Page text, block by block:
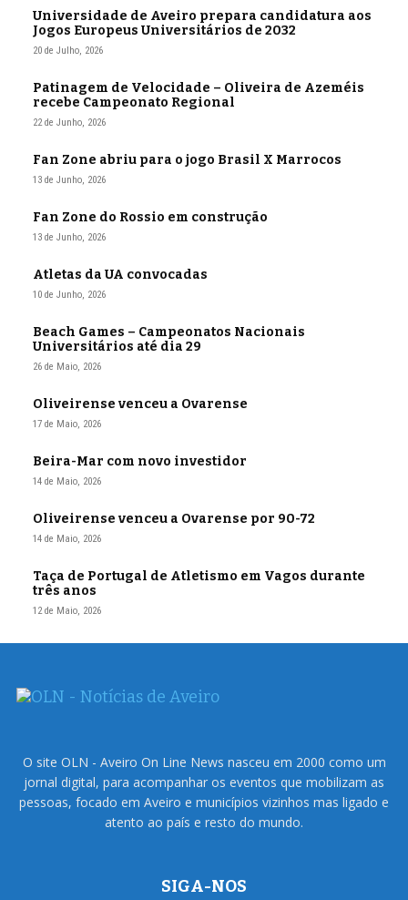
Universidade de Aveiro prepara candidatura aos
Jogos Europeus Universitários de 2032
20 de Julho, 2026
Patinagem de Velocidade – Oliveira de Azeméis
recebe Campeonato Regional
22 de Junho, 2026
Fan Zone abriu para o jogo Brasil X Marrocos
13 de Junho, 2026
Fan Zone do Rossio em construção
13 de Junho, 2026
Atletas da UA convocadas
10 de Junho, 2026
Beach Games – Campeonatos Nacionais
Universitários até dia 29
26 de Maio, 2026
Oliveirense venceu a Ovarense
17 de Maio, 2026
Beira-Mar com novo investidor
14 de Maio, 2026
Oliveirense venceu a Ovarense por 90-72
14 de Maio, 2026
Taça de Portugal de Atletismo em Vagos durante
três anos
12 de Maio, 2026
O site OLN - Aveiro On Line News nasceu em 2000 como um
jornal digital, para acompanhar os eventos que mobilizam as
pessoas, focado em Aveiro e municípios vizinhos mas ligado e
atento ao país e resto do mundo.
SIGA-NOS